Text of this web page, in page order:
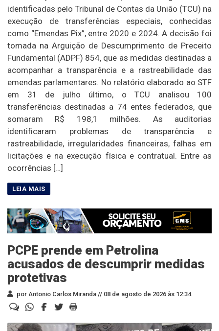
identificadas pelo Tribunal de Contas da União (TCU) na
execução de transferências especiais, conhecidas
como “Emendas Pix”, entre 2020 e 2024. A decisão foi
tomada na Arguição de Descumprimento de Preceito
Fundamental (ADPF) 854, que as medidas destinadas a
acompanhar a transparência e a rastreabilidade das
emendas parlamentares. No relatório elaborado ao STF
em 31 de julho último, o TCU analisou 100
transferências destinadas a 74 entes federados, que
somaram R$ 198,1 milhões. As auditorias
identificaram problemas de transparência e
rastreabilidade, irregularidades financeiras, falhas em
licitações e na execução física e contratual. Entre as
ocorrências […]
PCPE prende em Petrolina
acusados de descumprir medidas
protetivas
por Antonio Carlos Miranda // 08 de agosto de 2026 às 12:34